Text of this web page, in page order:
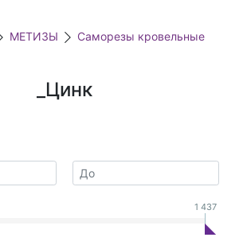
МЕТИЗЫ
Саморезы кровельные
_Цинк
1 437